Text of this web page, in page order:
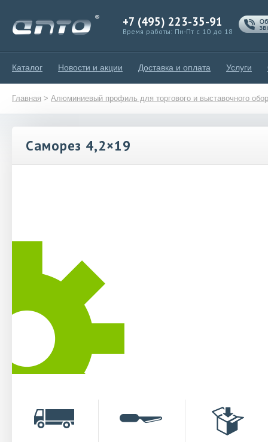
+7 (495) 223-35-91
Время работы: Пн-Пт с 10 до 18
Каталог Новости и акции Доставка и оплата Услуги
Главная > Алюминиевый профиль для торгового и выставочного
Саморез 4,2×19